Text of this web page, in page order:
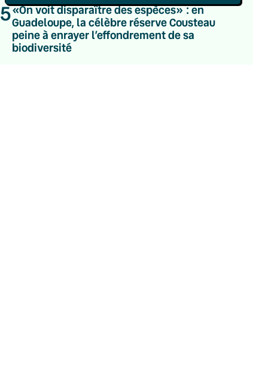
5«On voit disparaître des espèces» : en
Guadeloupe, la célèbre réserve Cousteau
peine à enrayer l’effondrement de sa
biodiversité
Politique de confidentialité